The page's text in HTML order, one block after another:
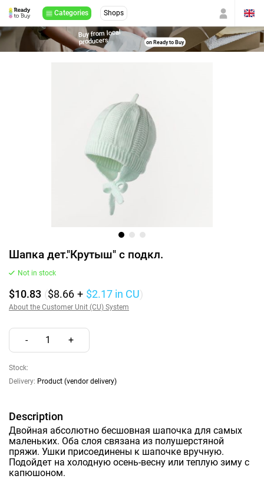
Categories Shops
Buy from local
producers on Ready to Buy
Шапка дет."Крутыш" с подкл.
Not in stock
$10.83 ($8.66 + $2.17 in CU)
About the Customer Unit (CU) System
- 1 +
Stock:
Delivery: Product (vendor delivery)
Description
Двойная абсолютно бесшовная шапочка для самых
маленьких. Оба слоя связана из полушерстяной
пряжи. Ушки присоединены к шапочке вручную.
Подойдет на холодную осень-весну или теплую зиму с
капюшоном.